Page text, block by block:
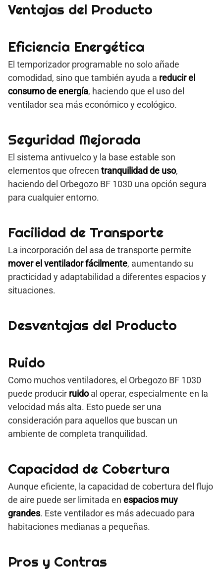
Ventajas del Producto
Eficiencia Energética
El temporizador programable no solo añade
comodidad, sino que también ayuda a reducir el
consumo de energía, haciendo que el uso del
ventilador sea más económico y ecológico.
Seguridad Mejorada
El sistema antivuelco y la base estable son
elementos que ofrecen tranquilidad de uso,
haciendo del Orbegozo BF 1030 una opción segura
para cualquier entorno.
Facilidad de Transporte
La incorporación del asa de transporte permite
mover el ventilador fácilmente, aumentando su
practicidad y adaptabilidad a diferentes espacios y
situaciones.
Desventajas del Producto
Ruido
Como muchos ventiladores, el Orbegozo BF 1030
puede producir ruidoal operar, especialmente en la
velocidad más alta. Esto puede ser una
consideración para aquellos que buscan un
ambiente de completa tranquilidad.
Capacidad de Cobertura
Aunque eficiente, la capacidad de cobertura del flujo
de aire puede ser limitada en espacios muy
grandes. Este ventilador es más adecuado para
habitaciones medianas a pequeñas.
Pros y Contras